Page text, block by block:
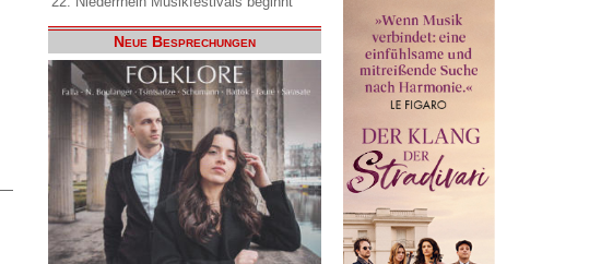
Neue Besprechungen